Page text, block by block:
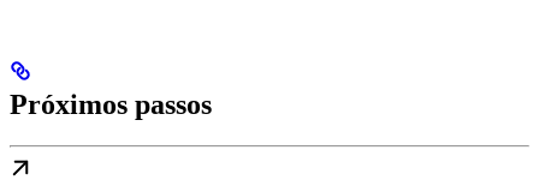
Próximos passos